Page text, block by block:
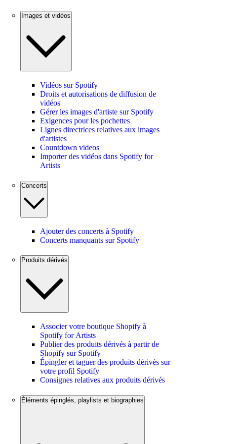
Images et vidéos
Vidéos sur Spotify
Droits et autorisations de diffusion de
vidéos
Gérer les images d'artiste sur Spotify
Exigences pour les pochettes
Lignes directrices relatives aux images
d'artistes
Countdown videos
Importer des vidéos dans Spotify for
Artists
Concerts
Ajouter des concerts à Spotify
Concerts manquants sur Spotify
Produits dérivés
Associer votre boutique Shopify à
Spotify for Artists
Publier des produits dérivés à partir de
Shopify sur Spotify
Épingler et taguer des produits dérivés sur
votre profil Spotify
Consignes relatives aux produits dérivés
Éléments épinglés, playlists et biographies